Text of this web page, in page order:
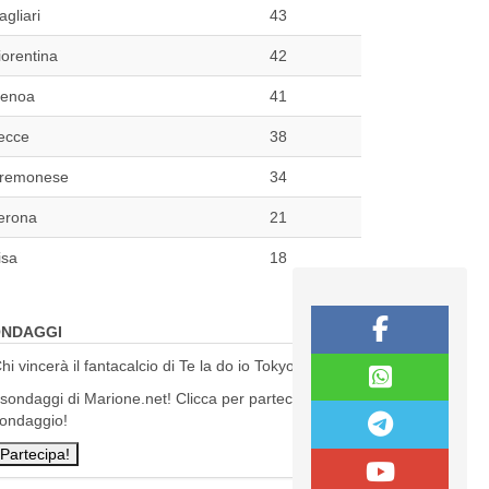
43
42
41
38
34
21
18
vincerà il fantacalcio di Te la do io Tokyo?
di Marione.net! Clicca per partecipare al